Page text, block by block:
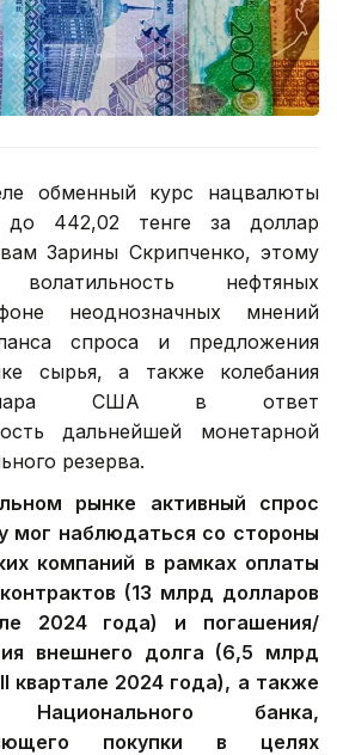
обменный курс нацвалюты
442,02 тенге за доллар
Зарины Скрипченко, этому
волатильность нефтяных
неоднозначных мнений
спроса и предложения
сырья, а также колебания
США в ответ
дальнейшей монетарной
резерва.
рынке активный спрос
мог наблюдаться со стороны
компаний в рамках оплаты
(13 млрд долларов
2024 года) и погашения/
внешнего долга (6,5 млрд
квартале 2024 года), а также
Национального банка,
покупки в целях